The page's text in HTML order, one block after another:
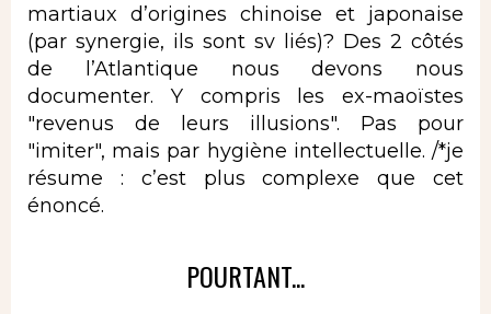
martiaux d’origines chinoise et japonaise
(par synergie, ils sont sv liés)? Des 2 côtés
de l’Atlantique nous devons nous
documenter. Y compris les ex-maoïstes
"revenus de leurs illusions". Pas pour
"imiter", mais par hygiène intellectuelle. /*je
résume : c’est plus complexe que cet
énoncé.
POURTANT...